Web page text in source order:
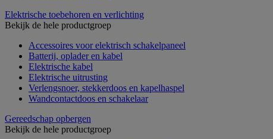
Elektrische toebehoren en verlichting
Bekijk de hele productgroep
Accessoires voor elektrisch schakelpaneel
Batterij, oplader en kabel
Elektrische kabel
Elektrische uitrusting
Verlengsnoer, stekkerdoos en kapelhaspel
Wandcontactdoos en schakelaar
Gereedschap opbergen
Bekijk de hele productgroep